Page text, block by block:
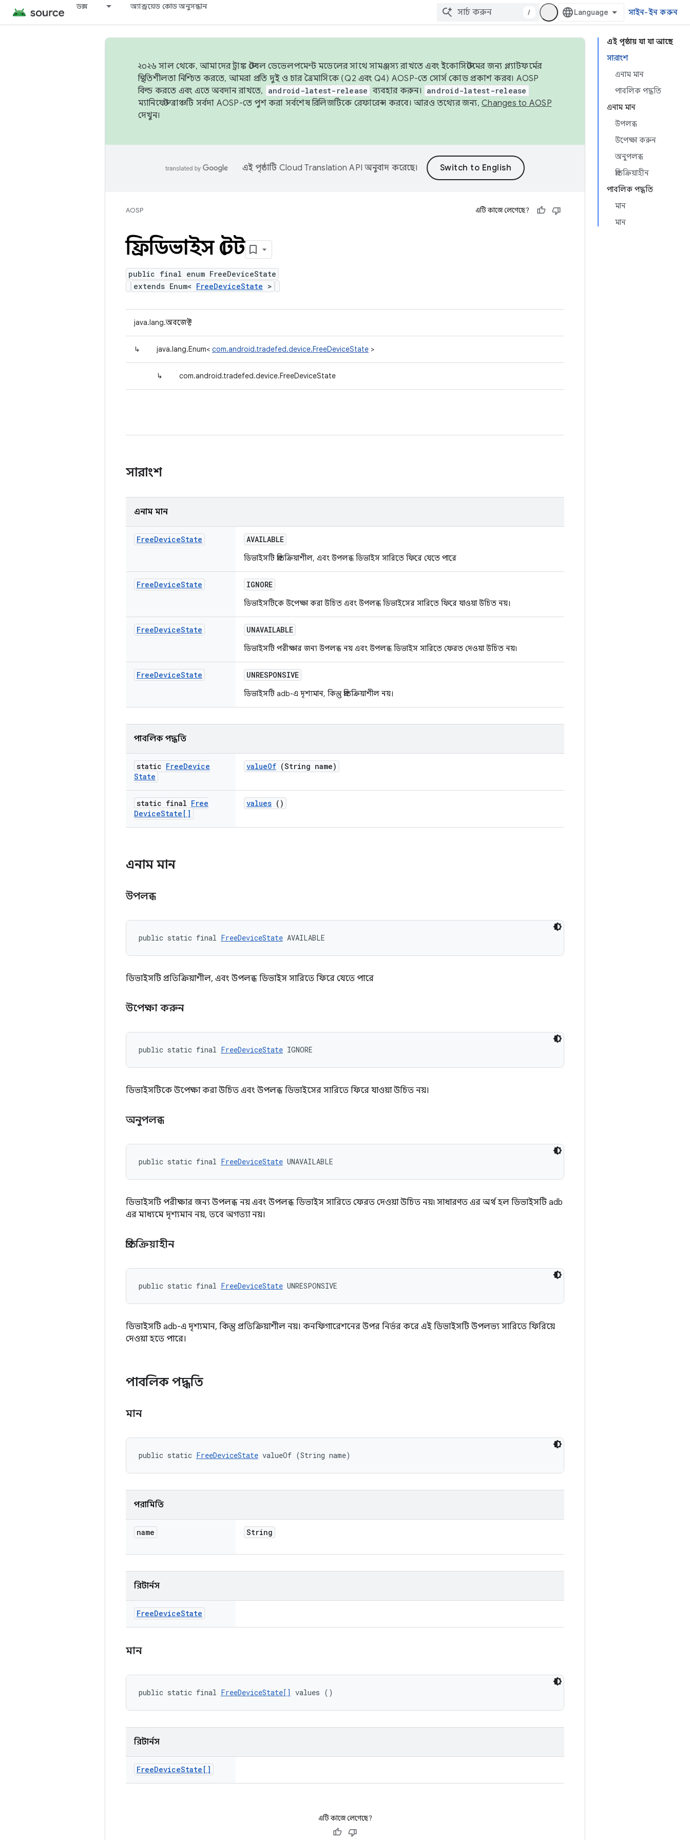
ডক্স অ্যান্ড্রয়েড কোড অনুসন্ধান
/ সাইন-ইন করুন
এই পৃষ্ঠায় যা যা আছে
সারাংশ
এনাম মান
পাবলিক পদ্ধতি
এনাম মান
উপলব্ধ
উপেক্ষা করুন
অনুপলব্ধ
প্রতিক্রিয়াহীন
পাবলিক পদ্ধতি
মান
মান
২০২৬ সাল থেকে, আমাদের ট্রাঙ্ক স্টেবল ডেভেলপমেন্ট মডেলের সাথে সামঞ্জস্য রাখতে এবং ইকোসিস্টেমের জন্য প্ল্যাটফর্মের
স্থিতিশীলতা নিশ্চিত করতে, আমরা প্রতি দুই ও চার ত্রৈমাসিকে (Q2 এবং Q4) AOSP-তে সোর্স কোড প্রকাশ করব। AOSP
বিল্ড করতে এবং এতে অবদান রাখতে,
android-latest-release ব্যবহার করুন। android-latest-release
ম্যানিফেস্ট ব্রাঞ্চটি সর্বদা AOSP-তে পুশ করা সর্বশেষ রিলিজটিকে রেফারেন্স করবে। আরও তথ্যের জন্য, Changes to AOSP
দেখুন।
এই পৃষ্ঠাটি Cloud Translation API অনুবাদ করেছে।
AOSP এটি কাজে লেগেছে?
ফ্রিডিভাইস স্টেট
public final enum FreeDeviceState
extends Enum< FreeDeviceState >
java.lang.অবজেক্ট
↳ java.lang.Enum< com.android.tradefed.device.FreeDeviceState >
↳ com.android.tradefed.device.FreeDeviceState
সারাংশ
এনাম মান
FreeDeviceState AVAILABLE
ডিভাইসটি প্রতিক্রিয়াশীল, এবং উপলব্ধ ডিভাইস সারিতে ফিরে যেতে পারে
FreeDeviceState IGNORE
ডিভাইসটিকে উপেক্ষা করা উচিত এবং উপলব্ধ ডিভাইসের সারিতে ফিরে যাওয়া উচিত নয়।
FreeDeviceState UNAVAILABLE
ডিভাইসটি পরীক্ষার জন্য উপলব্ধ নয় এবং উপলব্ধ ডিভাইস সারিতে ফেরত দেওয়া উচিত নয়৷
FreeDeviceState UNRESPONSIVE
ডিভাইসটি adb-এ দৃশ্যমান, কিন্তু প্রতিক্রিয়াশীল নয়।
পাবলিক পদ্ধতি
static FreeDevice
State
valueOf (String name)
static final Free
DeviceState[]
values ()
এনাম মান
উপলব্ধ
public static final FreeDeviceState AVAILABLE
ডিভাইসটি প্রতিক্রিয়াশীল, এবং উপলব্ধ ডিভাইস সারিতে ফিরে যেতে পারে
উপেক্ষা করুন
public static final FreeDeviceState IGNORE
ডিভাইসটিকে উপেক্ষা করা উচিত এবং উপলব্ধ ডিভাইসের সারিতে ফিরে যাওয়া উচিত নয়।
অনুপলব্ধ
public static final FreeDeviceState UNAVAILABLE
ডিভাইসটি পরীক্ষার জন্য উপলব্ধ নয় এবং উপলব্ধ ডিভাইস সারিতে ফেরত দেওয়া উচিত নয়৷ সাধারণত এর অর্থ হল ডিভাইসটি adb
এর মাধ্যমে দৃশ্যমান নয়, তবে অগত্যা নয়।
প্রতিক্রিয়াহীন
public static final FreeDeviceState UNRESPONSIVE
ডিভাইসটি adb-এ দৃশ্যমান, কিন্তু প্রতিক্রিয়াশীল নয়। কনফিগারেশনের উপর নির্ভর করে এই ডিভাইসটি উপলভ্য সারিতে ফিরিয়ে
দেওয়া হতে পারে।
পাবলিক পদ্ধতি
মান
public static FreeDeviceState valueOf (String name)
পরামিতি
name String
রিটার্নস
FreeDeviceState
মান
public static final FreeDeviceState[] values ()
রিটার্নস
FreeDeviceState[]
এটি কাজে লেগেছে?